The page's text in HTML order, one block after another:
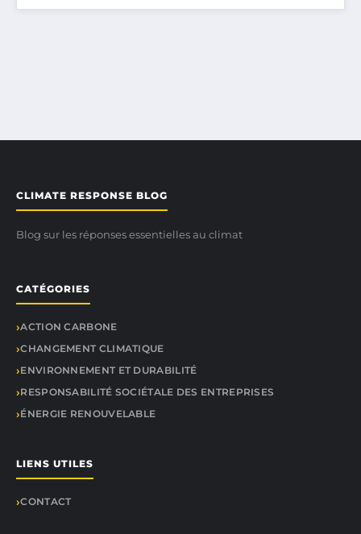
CLIMATE RESPONSE BLOG
Blog sur les réponses essentielles au climat
CATÉGORIES
ACTION CARBONE
CHANGEMENT CLIMATIQUE
ENVIRONNEMENT ET DURABILITÉ
RESPONSABILITÉ SOCIÉTALE DES ENTREPRISES
ÉNERGIE RENOUVELABLE
LIENS UTILES
CONTACT